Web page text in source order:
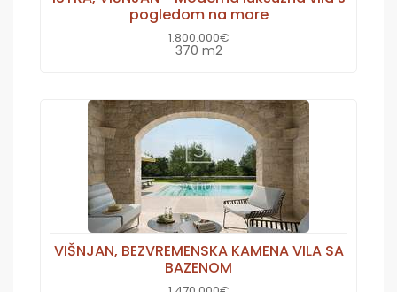
pogledom na more
1.800.000€
370 m2
VIŠNJAN, BEZVREMENSKA KAMENA VILA SA
BAZENOM